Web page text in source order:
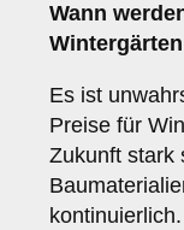
Wann
Es ist
Preise für
Zukunft stark